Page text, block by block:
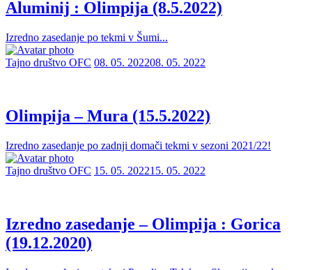
Aluminij : Olimpija (8.5.2022)
Izredno zasedanje po tekmi v Šumi...
Tajno društvo OFC 08. 05. 202208. 05. 2022
Olimpija – Mura (15.5.2022)
Izredno zasedanje po zadnji domači tekmi v sezoni 2021/22!
Tajno društvo OFC 15. 05. 202215. 05. 2022
Izredno zasedanje – Olimpija : Gorica
(19.12.2020)